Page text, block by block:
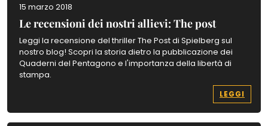
15 marzo 2018
Le recensioni dei nostri allievi: The post
Leggi la recensione del thriller The Post di Spielberg sul
nostro blog! Scopri la storia dietro la pubblicazione dei
Quaderni del Pentagono e l'importanza della libertà di
stampa.
LEGGI